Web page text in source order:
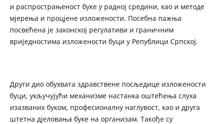
и распрострањеност буке у радној средини, као и методе
мјерења и процјене изложености. Посебна пажња
посвећена је законској регулативи и граничним
вриједностима изложености буци у Републици Српској.
Други дио обухвата здравствене посљедице изложености
буци, укључујући механизме настанка оштећења слуха
изазваних буком, професионалну наглувост, као и друга
штетна дјеловања буке на организам. Такође су